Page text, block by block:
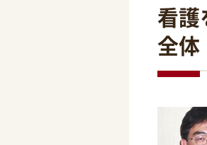
看
全体